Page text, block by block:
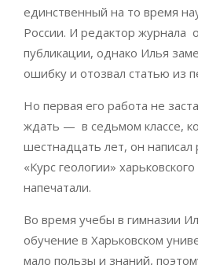
единственный на то время
России. И редактор журнала
публикации, однако Илья
ошибку и отозвал статью из
Но первая его работа не
ждать — в седьмом классе,
шестнадцать лет, он
«Курс геологии»
напечатали.
Во время учебы в гимназии
обучение в Харьковском
мало пользы и знаний,